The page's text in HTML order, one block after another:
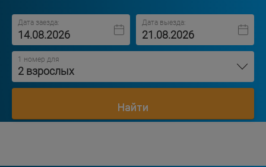
Дата заезда: Дата выезда:
1 номер для
2 взрослых
Найти